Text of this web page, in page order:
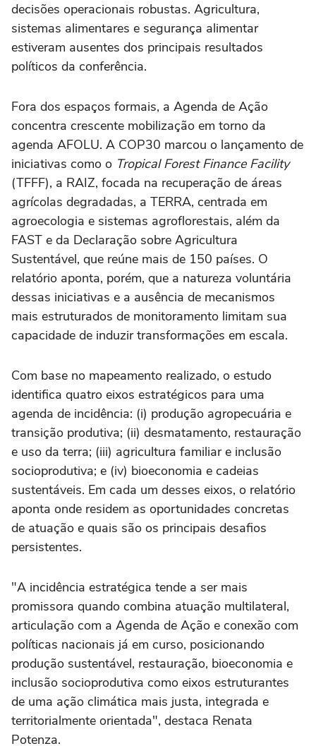
decisões operacionais robustas. Agricultura,
sistemas alimentares e segurança alimentar
estiveram ausentes dos principais resultados
políticos da conferência.
Fora dos espaços formais, a Agenda de Ação
concentra crescente mobilização em torno da
agenda AFOLU. A COP30 marcou o lançamento de
iniciativas como o Tropical Forest Finance Facility
(TFFF), a RAIZ, focada na recuperação de áreas
agrícolas degradadas, a TERRA, centrada em
agroecologia e sistemas agroflorestais, além da
FAST e da Declaração sobre Agricultura
Sustentável, que reúne mais de 150 países. O
relatório aponta, porém, que a natureza voluntária
dessas iniciativas e a ausência de mecanismos
mais estruturados de monitoramento limitam sua
capacidade de induzir transformações em escala.
Com base no mapeamento realizado, o estudo
identifica quatro eixos estratégicos para uma
agenda de incidência: (i) produção agropecuária e
transição produtiva; (ii) desmatamento, restauração
e uso da terra; (iii) agricultura familiar e inclusão
socioprodutiva; e (iv) bioeconomia e cadeias
sustentáveis. Em cada um desses eixos, o relatório
aponta onde residem as oportunidades concretas
de atuação e quais são os principais desafios
persistentes.
"A incidência estratégica tende a ser mais
promissora quando combina atuação multilateral,
articulação com a Agenda de Ação e conexão com
políticas nacionais já em curso, posicionando
produção sustentável, restauração, bioeconomia e
inclusão socioprodutiva como eixos estruturantes
de uma ação climática mais justa, integrada e
territorialmente orientada", destaca Renata
Potenza.